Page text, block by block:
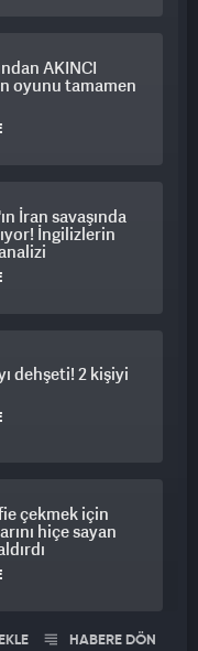
Daraj
dönümlük alana inşa
yıkımlar
Tarihi
Sultanı Zahir
AKINCI
oyunu tamamen
İran savaşında
İngilizlerin
dehşeti! 2 kişiyi
çekmek için
hiçe sayan
HABERE DÖN